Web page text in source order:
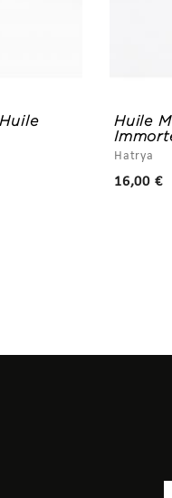
Huile
Hatrya
16,00 €